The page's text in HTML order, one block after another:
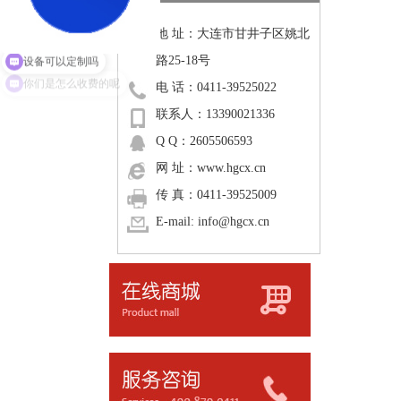
地 址：大连市甘井子区姚北
路25-18号
电 话：0411-39525022
联系人：13390021336
Q Q：2605506593
网 址：www.hgcx.cn
传 真：0411-39525009
E-mail: info@hgcx.cn
你们是怎么收费的呢
设备可以定制吗